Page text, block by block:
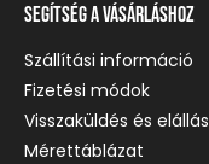
Segítség a vásárláshoz
Szállítási információ
Fizetési módok
Visszaküldés és elállás
Mérettáblázat